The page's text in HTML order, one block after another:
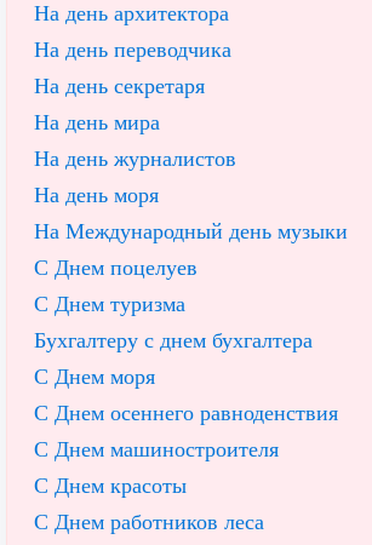
На день архитектора
На день переводчика
На день секретаря
На день мира
На день журналистов
На день моря
На Международный день музыки
С Днем поцелуев
С Днем туризма
Бухгалтеру с днем бухгалтера
С Днем моря
С Днем осеннего равноденствия
С Днем машиностроителя
С Днем красоты
С Днем работников леса